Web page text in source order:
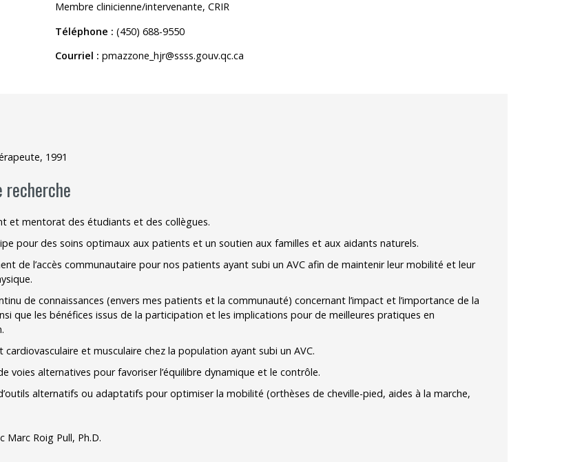
financier
internationauxRéaliser une affiche scientifique
Archives
Membre clinicienne/intervenante, CRIR
Téléphone : (450) 688-9550
Courriel : pmazzone_hjr@ssss.gouv.qc.ca
1991
et mentorat des étudiants et des collègues.
pour des soins optimaux aux patients et un soutien aux familles et aux aidants naturels.
de l’accès communautaire pour nos patients ayant subi un AVC afin de maintenir leur mobilité et leur
de connaissances (envers mes patients et la communauté) concernant l’impact et l’importance de la
que les bénéfices issus de la participation et les implications pour de meilleures pratiques en
cardiovasculaire et musculaire chez la population ayant subi un AVC.
voies alternatives pour favoriser l’équilibre dynamique et le contrôle.
alternatifs ou adaptatifs pour optimiser la mobilité (orthèses de cheville-pied, aides à la marche,
Marc Roig Pull, Ph.D.